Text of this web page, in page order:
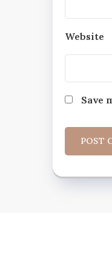
Website
Save